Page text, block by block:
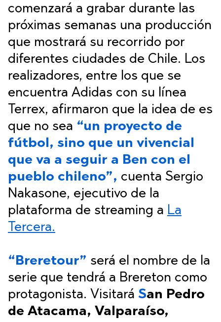
comenzará a grabar durante las
próximas semanas una producción
que mostrará su recorrido por
diferentes ciudades de Chile. Los
realizadores, entre los que se
encuentra Adidas con su línea
Terrex, afirmaron que la idea de es
que no sea “un proyecto de
fútbol, sino que un vivencial
que va a seguir a Ben con el
pueblo chileno”, cuenta Sergio
Nakasone, ejecutivo de la
plataforma de streaming a La
Tercera.
“Breretour” será el nombre de la
serie que tendrá a Brereton como
protagonista. Visitará San Pedro
de Atacama, Valparaíso,